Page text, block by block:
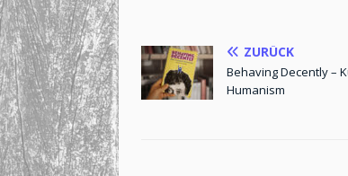
ZURÜCK
Behaving Decently –
Humanism